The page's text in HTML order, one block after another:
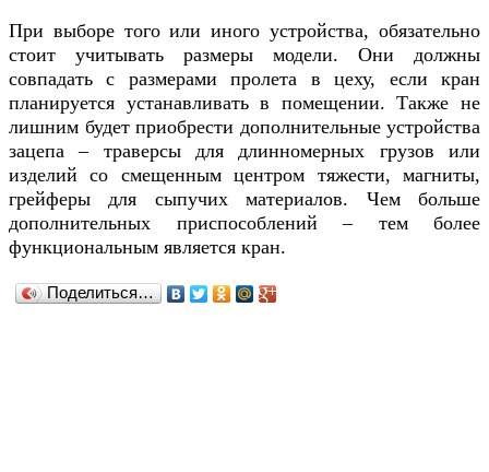
При выборе того или иного устройства, обязательно
стоит учитывать размеры модели. Они должны
совпадать с размерами пролета в цеху, если кран
планируется устанавливать в помещении. Также не
лишним будет приобрести дополнительные устройства
зацепа – траверсы для длинномерных грузов или
изделий со смещенным центром тяжести, магниты,
грейферы для сыпучих материалов. Чем больше
дополнительных приспособлений – тем более
функциональным является кран.
Поделиться…